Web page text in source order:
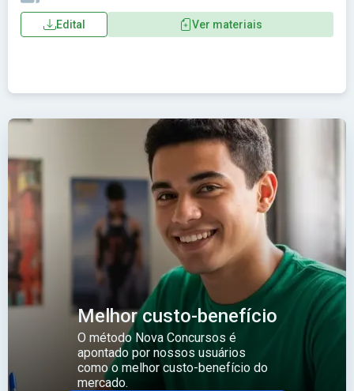
Edital Ver materiais
Melhor custo-benefício
O método Nova Concursos é
apontado por nossos usuários
como o melhor custo-benefício do
mercado.